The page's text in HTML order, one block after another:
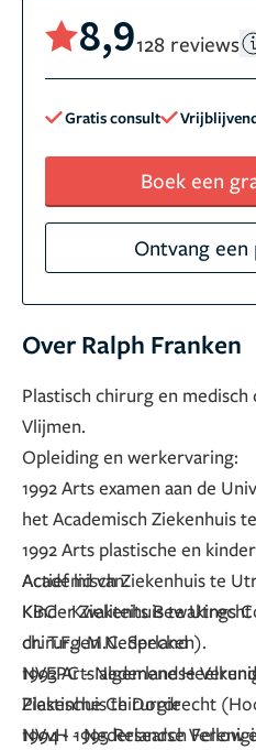
8,9128 reviews
Gratis consult
Boek een
Ontvang
Over Ralph Franken
Plastisch chirurg en
Vlijmen.
Opleiding en werkervaring:
1992 Arts examen aan de
het Academisch Ziekenhuis
1992 Arts plastische en
Academisch Ziekenhuis te
Kinder Ziekenhuis te
dr. T.F.J.M.C. Specken).
1993 Arts algemene
Ziekenhuis te Dordrecht
1994 - 1995 Research Fellow
Actief lid van:
KBC - Kwaliteits Bewakings
chirurgen Nederland
NVEPC - Nederlandse
Plastische Chirurgie
NVvH - Nederlandse